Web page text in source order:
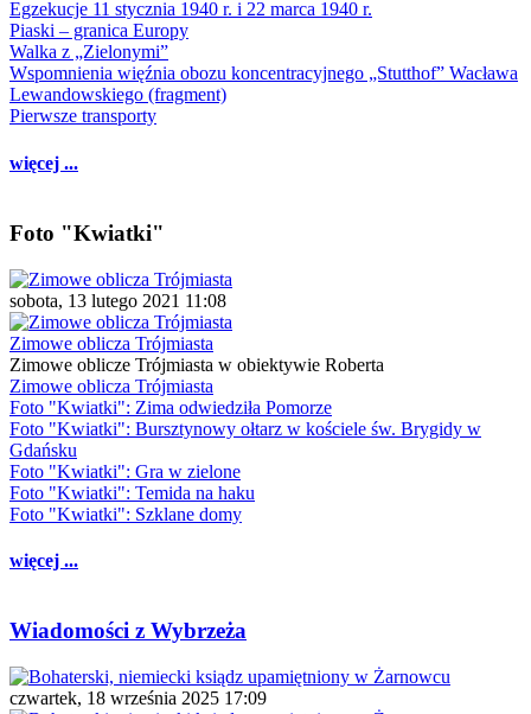
Egzekucje 11 stycznia 1940 r. i 22 marca 1940 r.
Piaski – granica Europy
Walka z „Zielonymi”
Wspomnienia więźnia obozu koncentracyjnego „Stutthof” Wacława
Lewandowskiego (fragment)
Pierwsze transporty
więcej ...
Foto "Kwiatki"
sobota, 13 lutego 2021 11:08
Zimowe oblicza Trójmiasta
Zimowe oblicze Trójmiasta w obiektywie Roberta
Zimowe oblicza Trójmiasta
Foto "Kwiatki": Zima odwiedziła Pomorze
Foto "Kwiatki": Bursztynowy ołtarz w kościele św. Brygidy w
Gdańsku
Foto "Kwiatki": Gra w zielone
Foto "Kwiatki": Temida na haku
Foto "Kwiatki": Szklane domy
więcej ...
Wiadomości z Wybrzeża
czwartek, 18 września 2025 17:09